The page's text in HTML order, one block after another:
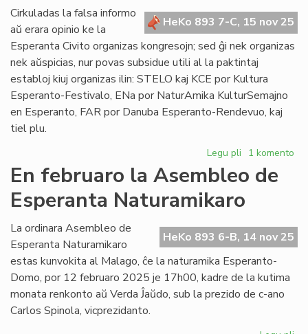
Parlamenton
al
Milano
HeKo 893 7-C, 15 nov 25
Cirkuladas la falsa informo
aŭ erara opinio ke la
Esperanta Civito organizas kongresojn; sed ĝi nek organizas
nek aŭspicias, nur povas subsidue utili al la paktintaj
establoj kiuj organizas ilin: STELO kaj KCE por Kultura
Esperanto-Festivalo, ENa por NaturAmika KulturSemajno
en Esperanto, FAR por Danuba Esperanto-Rendevuo, kaj
tiel plu.
Legu pli pri
Falsa
informo
aŭ
erara
opinio
pri
kongresoj
1 komento
En februaro la Asembleo de
Esperanta Naturamikaro
HeKo 893 6-B, 14 nov 25
La ordinara Asembleo de
Esperanta Naturamikaro
estas kunvokita al Malago, ĉe la naturamika Esperanto-
Domo, por 12 februaro 2025 je 17h00, kadre de la kutima
monata renkonto aŭ Verda Ĵaŭdo, sub la prezido de c-ano
Carlos Spinola, vicprezidanto.